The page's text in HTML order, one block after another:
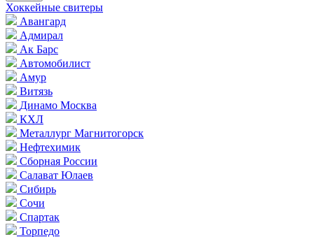
Хоккейные свитеры
Авангард
Адмирал
Ак Барс
Автомобилист
Амур
Витязь
Динамо Москва
КХЛ
Металлург Магнитогорск
Нефтехимик
Сборная России
Салават Юлаев
Сибирь
Сочи
Спартак
Торпедо